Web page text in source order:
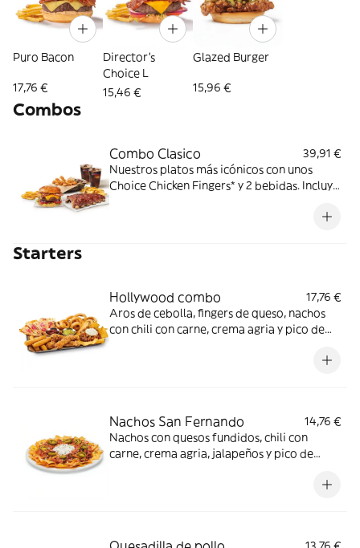
Puro Bacon
17,76 €
Director's
Choice L
15,46 €
Glazed Burger
15,96 €
Combos
Combo Clasico
39,91 €
Nuestros platos más icónicos con unos
Choice Chicken Fingers* y 2 bebidas. Incluye
Perfecto para cena y película en casa. ¡DE
Starters
Hollywood combo
17,76 €
Aros de cebolla, fingers de queso, nachos
con chili con carne, crema agria y pico de
Nachos San Fernando
14,76 €
Nachos con quesos fundidos, chili con
carne, crema agria, jalapeños y pico de